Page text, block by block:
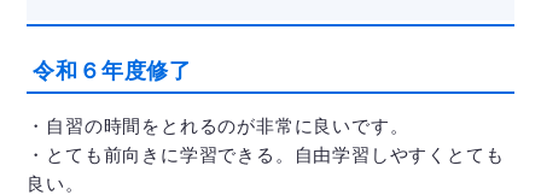
令和６年度修了
・自習の時間をとれるのが非常に良いです。
・とても前向きに学習できる。自由学習しやすくとても
良い。